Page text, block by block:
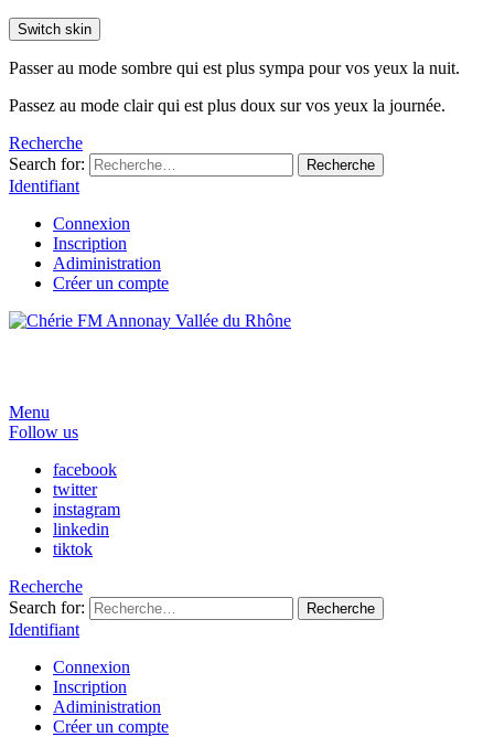
Switch skin
Passer au mode sombre qui est plus sympa pour vos yeux la nuit.
Passez au mode clair qui est plus doux sur vos yeux la journée.
Recherche
Search for:
Recherche
Identifiant
Connexion
Inscription
Adiministration
Créer un compte
Menu
Follow us
facebook
twitter
instagram
linkedin
tiktok
Recherche
Search for:
Recherche
Identifiant
Connexion
Inscription
Adiministration
Créer un compte